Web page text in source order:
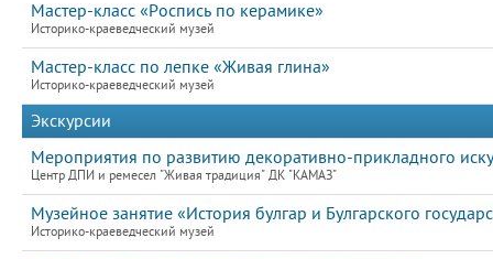
Мастер-класс «Роспись по керамике»
Историко-краеведческий музей
Мастер-класс по лепке «Живая глина»
Историко-краеведческий музей
Экскурсии
Мероприятия по развитию декоративно-прикладного
Центр ДПИ и ремесел "Живая традиция" ДК "КАМАЗ"
Музейное занятие «История булгар и Булгарского
Историко-краеведческий музей